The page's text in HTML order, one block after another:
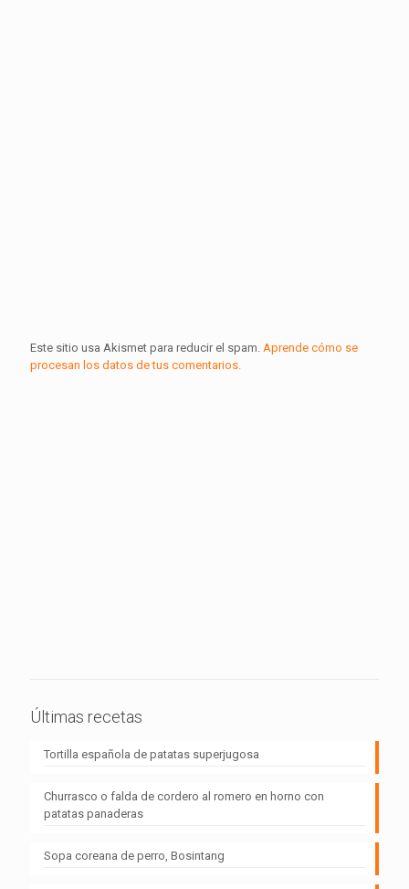
Este sitio usa Akismet para reducir el spam. Aprende cómo se
procesan los datos de tus comentarios.
Últimas recetas
Tortilla española de patatas superjugosa
Churrasco o falda de cordero al romero en horno con
patatas panaderas
Sopa coreana de perro, Bosintang